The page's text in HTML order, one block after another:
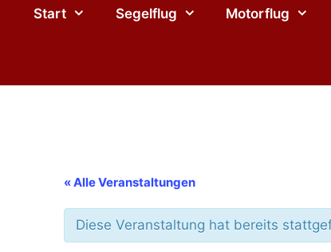
Start Segelflug Motorflug
« Alle Veranstaltungen
Diese Veranstaltung hat bereits